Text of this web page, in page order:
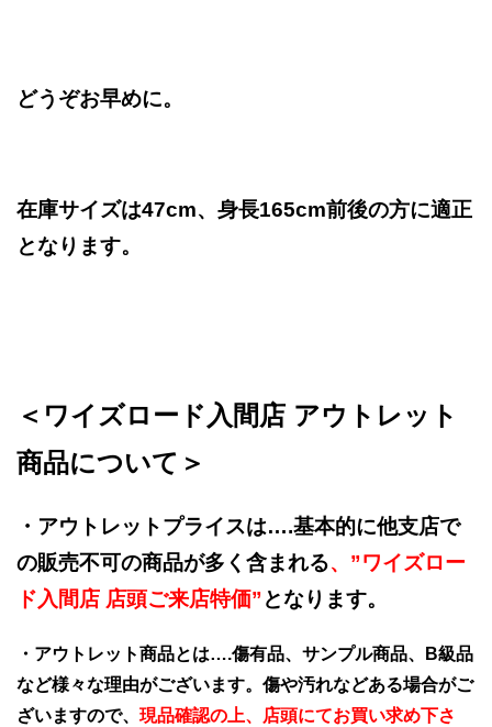
どうぞお早めに。
在庫サイズは47cm、身長165cm前後の方に適正
となります。
＜ワイズロード入間店 アウトレット
商品について＞
・アウトレットプライスは….基本的に他支店で
の販売不可の商品が多く含まれる、”ワイズロー
ド入間店 店頭ご来店特価”となります。
・アウトレット商品とは….傷有品、サンプル商品、B級品
など様々な理由がございます。傷や汚れなどある場合がご
ざいますので、 現品確認の上、店頭にてお買い求め下さ